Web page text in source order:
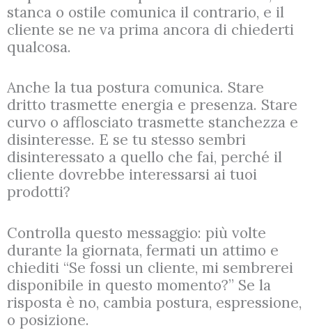
stanca o ostile comunica il contrario, e il
cliente se ne va prima ancora di chiederti
qualcosa.
Anche la tua postura comunica. Stare
dritto trasmette energia e presenza. Stare
curvo o afflosciato trasmette stanchezza e
disinteresse. E se tu stesso sembri
disinteressato a quello che fai, perché il
cliente dovrebbe interessarsi ai tuoi
prodotti?
Controlla questo messaggio: più volte
durante la giornata, fermati un attimo e
chiediti “Se fossi un cliente, mi sembrerei
disponibile in questo momento?” Se la
risposta è no, cambia postura, espressione,
o posizione.